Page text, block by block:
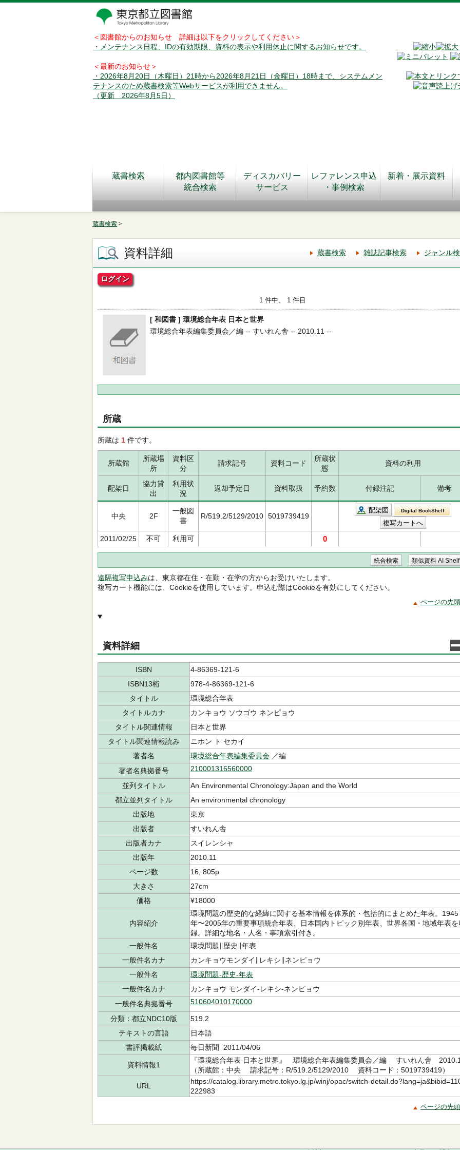
＜図書館からのお知らせ 詳細は以下をクリックしてください＞
・メンテナンス日程、IDの有効期限、資料の表示や利用休止に関するお知らせです。
＜最新のお知らせ＞
・2026年8月20日（木曜日）21時から2026年8月21日（金曜日）18時まで、システムメン
テナンスのため蔵書検索等Webサービスが利用できません。
（更新 2026年8月5日）
蔵書検索
都内図書館等
統合検索
ディスカバリー
サービス
レファレンス申込
・事例検索
新着・展示資料
蔵書検索 >
資料詳細 蔵書検索 雑誌記事検索 ジャンル
ログイン
1 件中、 1 件目
[ 和図書 ] 環境総合年表 日本と世界
環境総合年表編集委員会／編 -- すいれん舎 -- 2010.11 --
所蔵
所蔵は 1 件です。
所蔵館
所蔵場
所
資料区
分
請求記号 資料コード
所蔵状
態
資料の利用
配架日
協力貸
出
利用状
況
返却予定日 資料取扱 予約数 付録注記 備考
中央 2F
一般図
書
R/519.2/5129/2010 5019739419
配架図 Digital BookShelf
2011/02/25 不可 利用可 0
遠隔複写申込みは、東京都在住・在勤・在学の方からお受けいたします。
複写カート機能には、Cookieを使用しています。申込む際はCookieを有効にしてください。
ページの先
資料詳細
ISBN
4-86369-121-6
ISBN13桁
978-4-86369-121-6
タイトル
環境総合年表
タイトルカナ
カンキョウ ソウゴウ ネンピョウ
タイトル関連情報
日本と世界
タイトル関連情報読み
ニホン ト セカイ
著者名
環境総合年表編集委員会 ／編
著者名典拠番号
210001316560000
並列タイトル
An Environmental Chronology:Japan and the World
都立並列タイトル
An environmental chronology
出版地
東京
出版者
すいれん舎
出版者カナ
スイレンシャ
出版年
2010.11
ページ数
16, 805p
大きさ
27cm
価格
¥18000
内容紹介
環境問題の歴史的な経緯に関する基本情報を体系的・包括的にまとめた年表。1945
年〜2005年の重要事項統合年表、日本国内トピック別年表、世界各国・地域年表を
録。詳細な地名・人名・事項索引付き。
一般件名
環境問題∥歴史∥年表
一般件名カナ
カンキョウモンダイ∥レキシ∥ネンピョウ
一般件名
環境問題-歴史-年表
一般件名カナ
カンキョウ モンダイ-レキシ-ネンピョウ
一般件名典拠番号
510604010170000
分類：都立NDC10版
519.2
テキストの言語
日本語
書評掲載紙
毎日新聞 2011/04/06
資料情報1
『環境総合年表 日本と世界』 環境総合年表編集委員会／編 すいれん舎
（所蔵館：中央 請求記号：R/519.2/5129/2010 資料コード：5019739419）
URL
https://catalog.library.metro.tokyo.lg.jp/winj/opac/switch-
222983
ページの先